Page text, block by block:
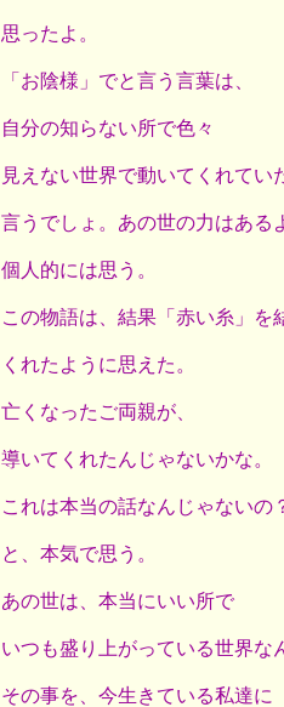
思ったよ。
「お陰様」でと言う言葉は、
自分の知らない所で色々
見えない世界で動いてくれてい
言うでしょ。あの世の力はある
個人的には思う。
この物語は、結果「赤い糸」を
くれたように思えた。
亡くなったご両親が、
導いてくれたんじゃないかな。
これは本当の話なんじゃないの
と、本気で思う。
あの世は、本当にいい所で
いつも盛り上がっている世界な
その事を、今生きている私達に